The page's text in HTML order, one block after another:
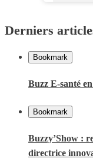
Derniers
Bookmark
Buzz E-santé
Bookmark
Buzzy’Show :
directrice